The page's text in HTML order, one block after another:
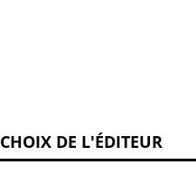
CHOIX DE L'ÉDITEUR